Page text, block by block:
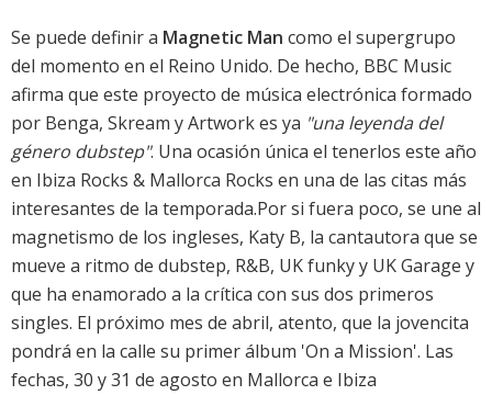
Se puede definir a Magnetic Man como el supergrupo
del momento en el Reino Unido. De hecho, BBC Music
afirma que este proyecto de música electrónica formado
por Benga, Skream y Artwork es ya "una leyenda del
género dubstep". Una ocasión única el tenerlos este año
en Ibiza Rocks & Mallorca Rocks en una de las citas más
interesantes de la temporada.Por si fuera poco, se une al
magnetismo de los ingleses, Katy B, la cantautora que se
mueve a ritmo de dubstep, R&B, UK funky y UK Garage y
que ha enamorado a la crítica con sus dos primeros
singles. El próximo mes de abril, atento, que la jovencita
pondrá en la calle su primer álbum 'On a Mission'. Las
fechas, 30 y 31 de agosto en Mallorca e Ibiza